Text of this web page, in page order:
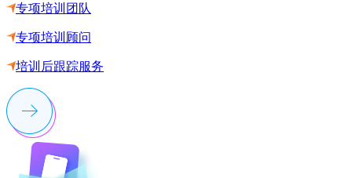
专项培训团队
专项培训顾问
培训后跟踪服务